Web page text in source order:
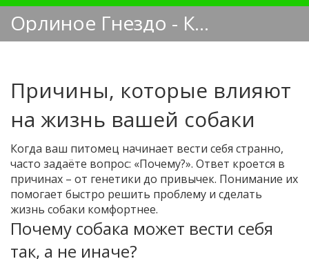
Орлиное Гнездо - Кинологический блог
Причины, которые влияют
на жизнь вашей собаки
Когда ваш питомец начинает вести себя странно,
часто задаёте вопрос: «Почему?». Ответ кроется в
причинах – от генетики до привычек. Понимание их
помогает быстро решить проблему и сделать
жизнь собаки комфортнее.
Почему собака может вести себя
так, а не иначе?